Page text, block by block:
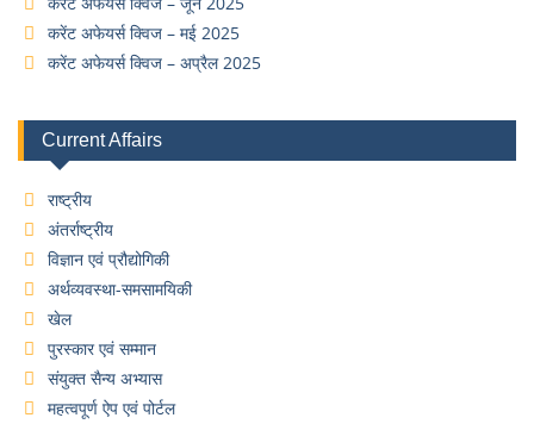
करेंट अफेयर्स क्विज – मई 2025
करेंट अफेयर्स क्विज – अप्रैल 2025
Current Affairs
राष्ट्रीय
अंतर्राष्ट्रीय
विज्ञान एवं प्रौद्योगिकी
अर्थव्यवस्था-समसामयिकी
खेल
पुरस्कार एवं सम्मान
संयुक्त सैन्य अभ्यास
महत्वपूर्ण ऐप एवं पोर्टल